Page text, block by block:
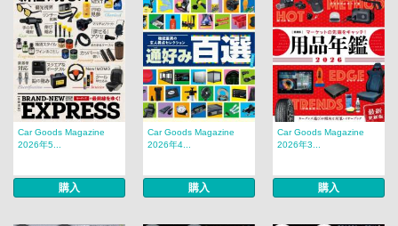
Car Goods Magazine
2026年5...
購入
Car Goods Magazine
2026年4...
購入
Car Goods Magazine
2026年3...
購入